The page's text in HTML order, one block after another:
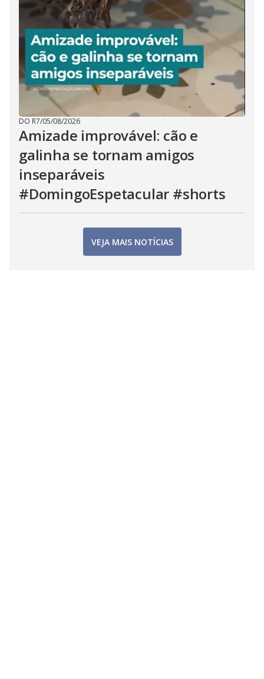
DO R7/05/08/2026
Amizade improvável: cão e
galinha se tornam amigos
inseparáveis
#DomingoEspetacular #shorts
VEJA MAIS NOTÍCIAS